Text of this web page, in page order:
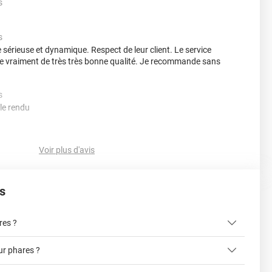
et dynamique. Respect de leur client. Le service
vraiment de très très bonne qualité. Je recommande sans
rendu
Auto
de visionner attentivement les vidéos tutoriels pour vous
tâche. Cordialement, L'équipe Variance Auto
Voir plus d'avis
?
phares ?